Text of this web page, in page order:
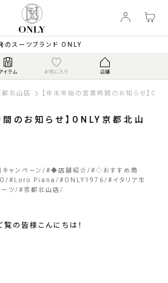
のスーツブランド ONLY
都北山店 【年末年始の営業時間のお知らせ】
のお知らせ】ONLY京都北山
キャンペーン #◆店舗紹介 #◇おすすめ商
# Loro Piana # ONLY1976 # イタリア生
ーツ # 京都北山店
の皆様こんにちは！